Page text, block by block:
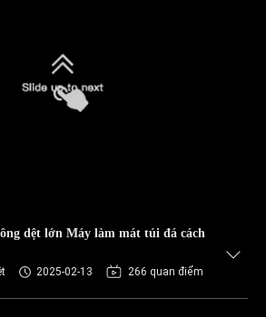
dệt lớn Máy làm mát túi đá cách
2025-02-13 266 quan điểm